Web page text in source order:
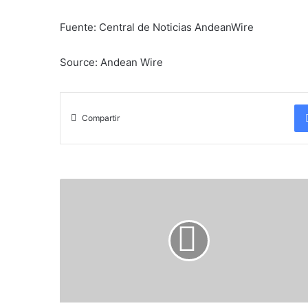
Fuente: Central de Noticias AndeanWire
Source: Andean Wire
Compartir